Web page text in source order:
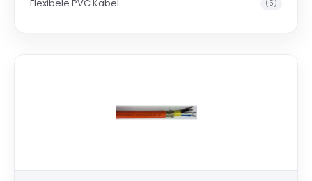
Flexibele PVC Kabel (5)